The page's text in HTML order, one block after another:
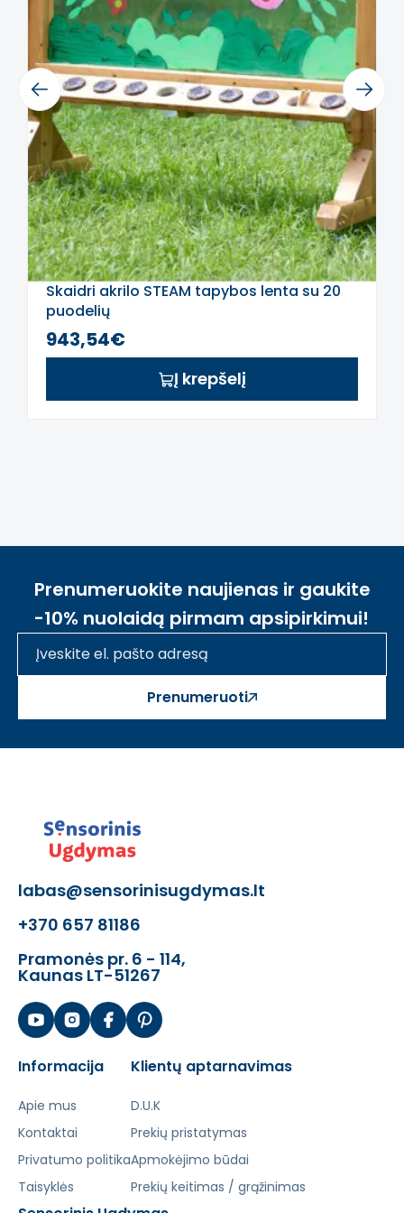
Skatina kūrybiškumą ir vaizduotę
-Moko eksperimentuoti su spalvomis ir
tapybos technikomis
-Remia vizualinio suvokimo ir motorikos
koordinavimo vystymąsi
-Skatina bendradarbiavimą ir bendrą
linksminimąsi
Šis aprašymas išverstas naudojant dirbtinį
intelektą. Atsiprašome už galimas klaidas,
vyksta redagavimas.
Previous
Skaidri akrilo STEAM tapybos lenta su 20
puodelių
943,54€
Į krepšelį
Next
Prenumeruokite naujienas ir gaukite
-10% nuolaidą pirmam apsipirkimui!
Prenumeruoti
labas@sensorinisugdymas.lt
+370 657 81186
Pramonės pr. 6 - 114,
Kaunas LT-51267
Informacija
Apie mus
Kontaktai
Privatumo politika
Taisyklės
Klientų aptarnavimas
D.U.K
Prekių pristatymas
Apmokėjimo būdai
Prekių keitimas / grąžinimas